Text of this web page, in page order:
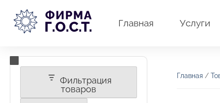
содержимому
Главная Услуги
Фильтрация
товаров
Главная /